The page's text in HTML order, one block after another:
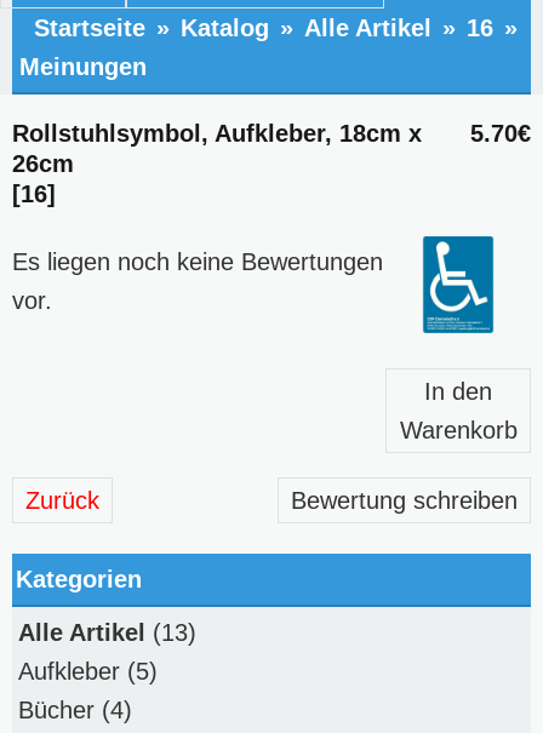
Startseite » Katalog » Alle Artikel » 16 »
Meinungen
5.70€
Rollstuhlsymbol, Aufkleber, 18cm x
26cm
[16]
In den
Warenkorb
Es liegen noch keine Bewertungen
vor.
Bewertung schreiben
Zurück
Kategorien
Alle Artikel (13)
Aufkleber (5)
Bücher (4)